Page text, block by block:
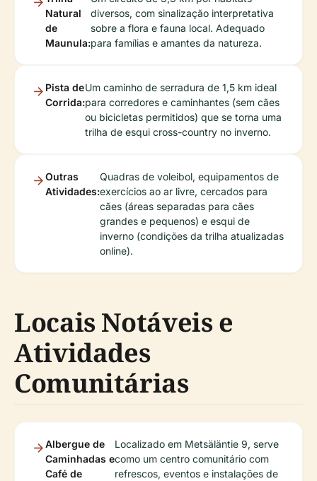
Natural
de
Maunula:
diversos, com sinalização interpretativa
sobre a flora e fauna local. Adequado
para famílias e amantes da natureza.
Pista de
Corrida:
Um caminho de serradura de 1,5 km ideal
para corredores e caminhantes (sem cães
ou bicicletas permitidos) que se torna uma
trilha de esqui cross-country no inverno.
Outras
Atividades:
Quadras de voleibol, equipamentos de
exercícios ao ar livre, cercados para
cães (áreas separadas para cães
grandes e pequenos) e esqui de
inverno (condições da trilha atualizadas
online).
Locais Notáveis e
Atividades
Comunitárias
Albergue de
Caminhadas e
Café de
Localizado em Metsäläntie 9, serve
como um centro comunitário com
refrescos, eventos e instalações de